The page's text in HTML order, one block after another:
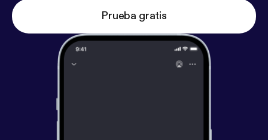
Prueba gratis